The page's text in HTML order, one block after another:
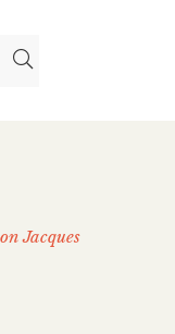
Jacques